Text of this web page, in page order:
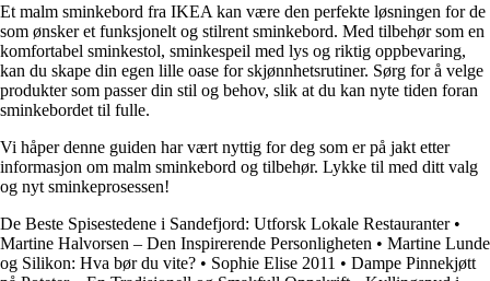
Et malm sminkebord fra IKEA kan være den perfekte løsningen for de
som ønsker et funksjonelt og stilrent sminkebord. Med tilbehør som en
komfortabel sminkestol, sminkespeil med lys og riktig oppbevaring,
kan du skape din egen lille oase for skjønnhetsrutiner. Sørg for å velge
produkter som passer din stil og behov, slik at du kan nyte tiden foran
sminkebordet til fulle.
Vi håper denne guiden har vært nyttig for deg som er på jakt etter
informasjon om malm sminkebord og tilbehør. Lykke til med ditt valg
og nyt sminkeprosessen!
De Beste Spisestedene i Sandefjord: Utforsk Lokale Restauranter•
Martine Halvorsen – Den Inspirerende Personligheten • Martine Lunde
og Silikon: Hva bør du vite? • Sophie Elise 2011 • Dampe Pinnekjøtt